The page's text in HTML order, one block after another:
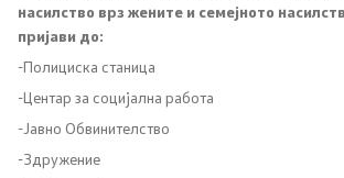
насилство врз жените и семејното
пријави до:
-Полициска станица
-Центар за социјална работа
-Јавно Обвинителство
-Здружение